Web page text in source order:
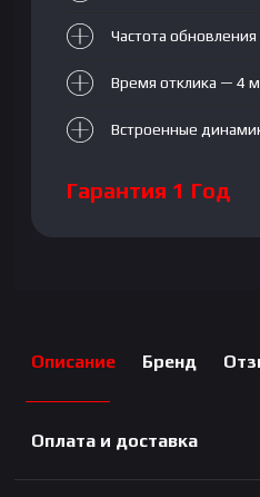
Частота
Время отклика — 4
Встроенные
Гарантия 1 Год
Описание Бренд
Оплата и доставка